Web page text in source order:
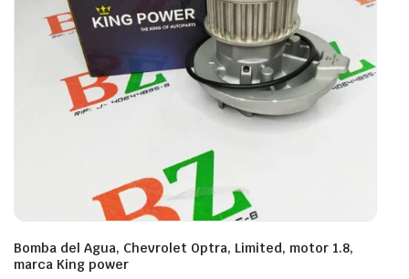
Bomba del Agua, Chevrolet Optra, Limited, motor 1.8,
marca King power